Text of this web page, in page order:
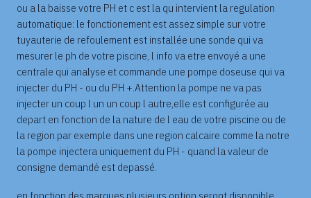
ou a la baisse votre PH et c est la qu intervient la regulation
automatique: le fonctionement est assez simple sur votre
tuyauterie de refoulement est installée une sonde qui va
mesurer le ph de votre piscine, l info va etre envoyé a une
centrale qui analyse et commande une pompe doseuse qui va
injecter du PH - ou du PH +.Attention la pompe ne va pas
injecter un coup l un un coup l autre,elle est configurée au
depart en fonction de la nature de l eau de votre piscine ou de
la region.par exemple dans une region calcaire comme la notre
la pompe injectera uniquement du PH - quand la valeur de
consigne demandé est depassé.
en fonction des marques plusieurs option seront disponible